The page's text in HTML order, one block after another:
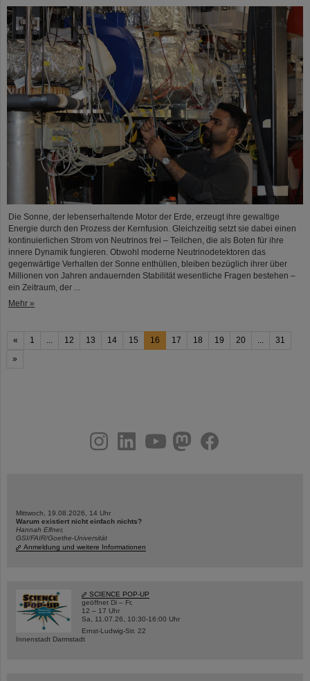
Die Sonne, der lebenserhaltende Motor der Erde, erzeugt ihre gewaltige
Energie durch den Prozess der Kernfusion. Gleichzeitig setzt sie dabei einen
kontinuierlichen Strom von Neutrinos frei – Teilchen, die als Boten für ihre
innere Dynamik fungieren. Obwohl moderne Neutrinodetektoren das
gegenwärtige Verhalten der Sonne enthüllen, bleiben bezüglich ihrer über
Millionen von Jahren andauernden Stabilität wesentliche Fragen bestehen –
ein Zeitraum, der ...
Mehr »
« 1 12 13 14 15 16 17 18 19 20
31
»
youtubehelmholtz.socialfacebook
Mittwoch, 19.08.2026, 14 Uhr
Warum existiert nicht einfach nichts?
Hannah Elfner,
GSI/FAIR/Goethe-Universität
Anmeldung und weitere Informationen
SCIENCE POP-UP
geöffnet Di – Fr,
12 – 17 Uhr
Sa, 11.07.26, 10:30-16:00 Uhr
Ernst-Ludwig-Str. 22
Innenstadt Darmstadt